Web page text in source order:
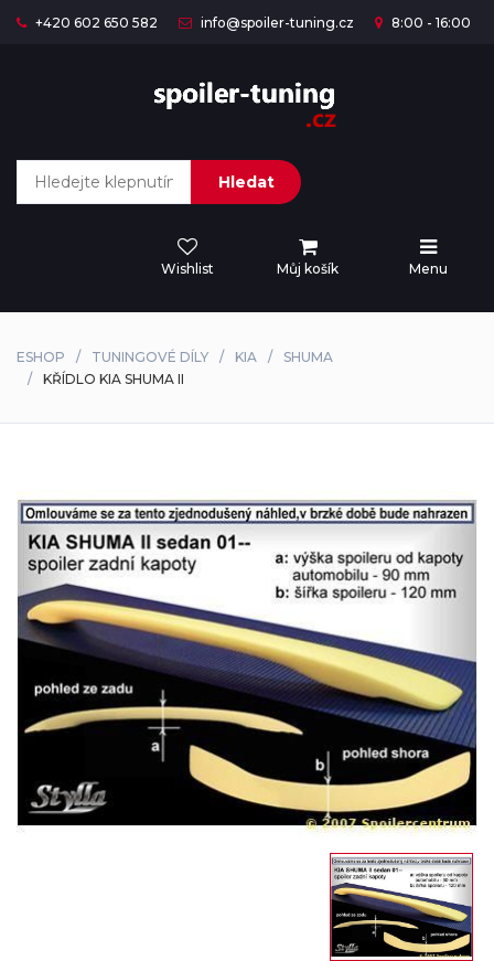
+420 602 650 582 info@spoiler-tuning.cz 8:00 - 16:00
Hledat
Wishlist Můj košík Menu
ESHOP TUNINGOVÉ DÍLY KIA
SHUMA
KŘÍDLO KIA SHUMA II